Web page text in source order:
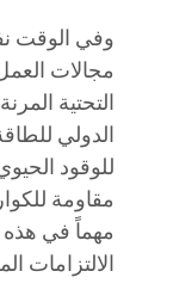
وفي الوقت
مجالات
التحتية
الدولي
للوقود
مقاومة
مهماً في هذه
الالتزامات